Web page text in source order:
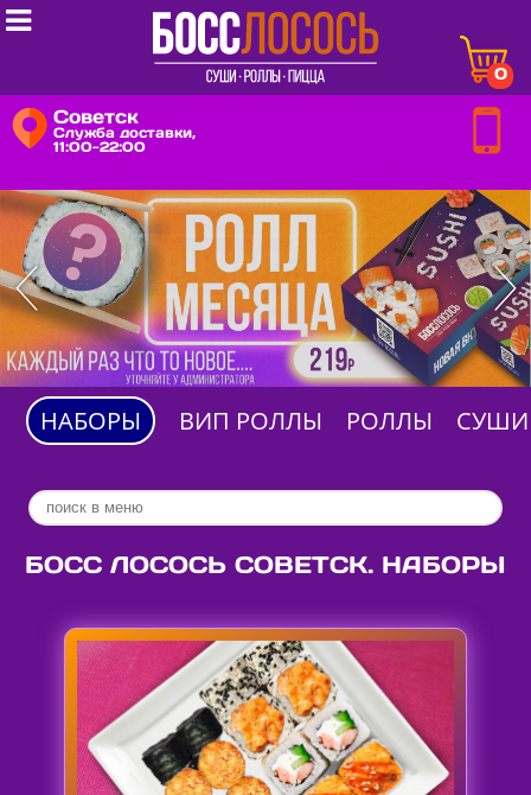
0
Советск
Служба доставки,
11:00-22:00

НАБОРЫ ВИП РОЛЛЫ РОЛЛЫ СУШИ
БОСС ЛОСОСЬ СОВЕТСК. НАБОРЫ